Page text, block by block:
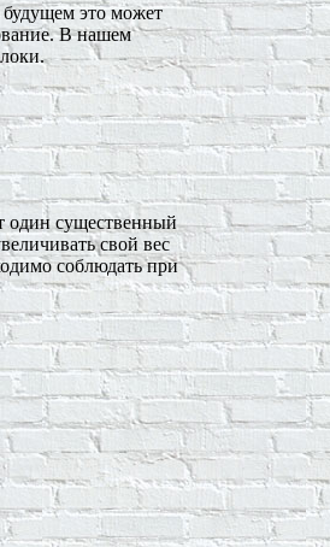
будущем это может
В нашем
один существенный
свой вес
соблюдать при